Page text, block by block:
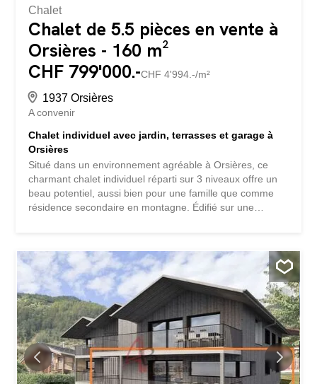
Chalet
Chalet de 5.5 pièces en vente à
Orsières - 160 m²
CHF 799'000.-CHF 4'994.-/m²
1937 Orsières
A convenir
Chalet individuel avec jardin, terrasses et garage à
Orsières
Situé dans un environnement agréable à Orsières, ce
charmant chalet individuel réparti sur 3 niveaux offre un
beau potentiel, aussi bien pour une famille que comme
résidence secondaire en montagne. Édifié sur une
qu'une buanderie / local technique, total 160 m2. Son
volume SIA est d'environ 540 m³. Le chalet bénéficie d'un
agréable jardin, de deux terrasses, d'un balcon ainsi que
de plusieurs espaces de rangement. Disposition: Chalet
individuel sur 3 niveaux 4 chambres 2 salles de bains,
Jardin, balcon et 2 terrasses. Garage et caves, Chauffage
au CAD (chauffage à distance) Construction en 1968
Rénovations effectuées depuis 1983 jusqu'à ce jour.
Disponibilité: à convenir N'hésitez pas à nous contacter
pour plus d'informations ou pour organiser une visite.